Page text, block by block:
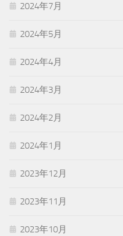
2024年7月
2024年5月
2024年4月
2024年3月
2024年2月
2024年1月
2023年12月
2023年11月
2023年10月